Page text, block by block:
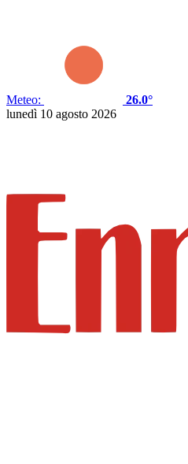
Meteo:
26.0°
lunedì 10 agosto 2026